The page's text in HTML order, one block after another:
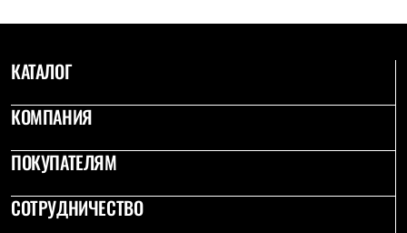
Термоковрики
В Арктику
Коллекции
ЗА ПОЛЯРНЫМ КРУГОМ
TREK
CITY
BASK juno
КАТАЛОГ
КОМПАНИЯ
ПОКУПАТЕЛЯМ
СОТРУДНИЧЕСТВО